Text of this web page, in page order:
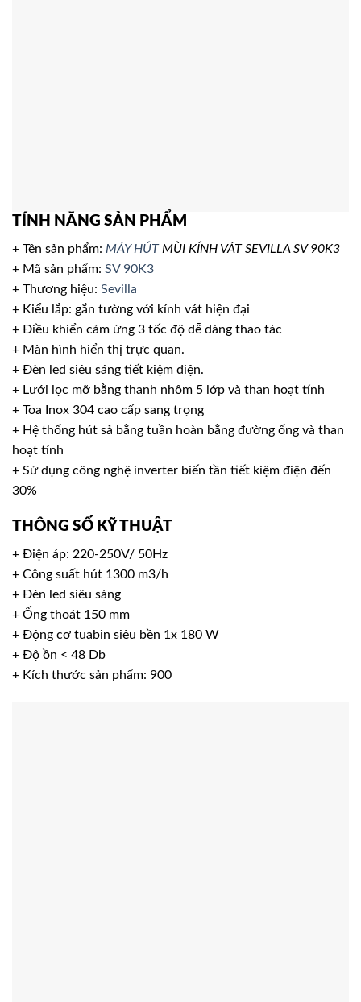
TÍNH NĂNG SẢN PHẨM
+ Tên sản phẩm: MÁY HÚTMÙI KÍNH VÁT SEVILLA SV 90K3
+ Mã sản phẩm: SV 90K3
+ Thương hiệu: Sevilla
+ Kiểu lắp: gắn tường với kính vát hiện đại
+ Điều khiển cảm ứng 3 tốc độ dễ dàng thao tác
+ Màn hình hiển thị trực quan.
+ Đèn led siêu sáng tiết kiệm điện.
+ Lưới lọc mỡ bằng thanh nhôm 5 lớp và than hoạt tính
+ Toa Inox 304 cao cấp sang trọng
+ Hệ thống hút sả bằng tuần hoàn bằng đường ống và than
hoạt tính
+ Sử dụng công nghệ inverter biến tần tiết kiệm điện đến
30%
THÔNG SỐ KỸ THUẬT
+ Điện áp: 220-250V/ 50Hz
+ Công suất hút 1300 m3/h
+ Đèn led siêu sáng
+ Ống thoát 150 mm
+ Động cơ tuabin siêu bền 1x 180 W
+ Độ ồn < 48 Db
+ Kích thước sản phẩm: 900